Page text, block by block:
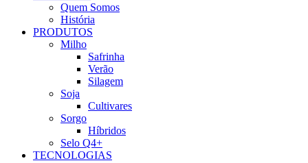
Quem Somos
História
PRODUTOS
Milho
Safrinha
Verão
Silagem
Soja
Cultivares
Sorgo
Híbridos
Selo Q4+
TECNOLOGIAS